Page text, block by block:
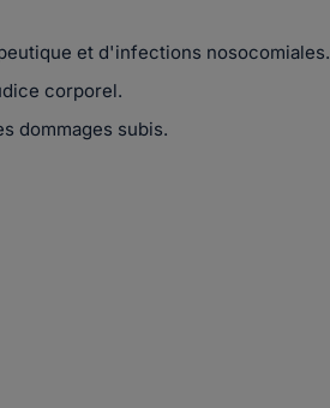
et d'infections nosocomiales.
corporel.
dommages subis.